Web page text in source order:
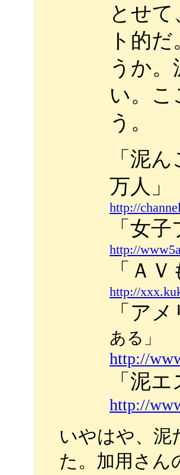
とせ
ト的
うか
い。こ
う。
「泥
万人」
http://
「女
http://
「Ａ
http://
「ア
ある」
http://
「泥
http://
いやはや、泥
た。加用さん